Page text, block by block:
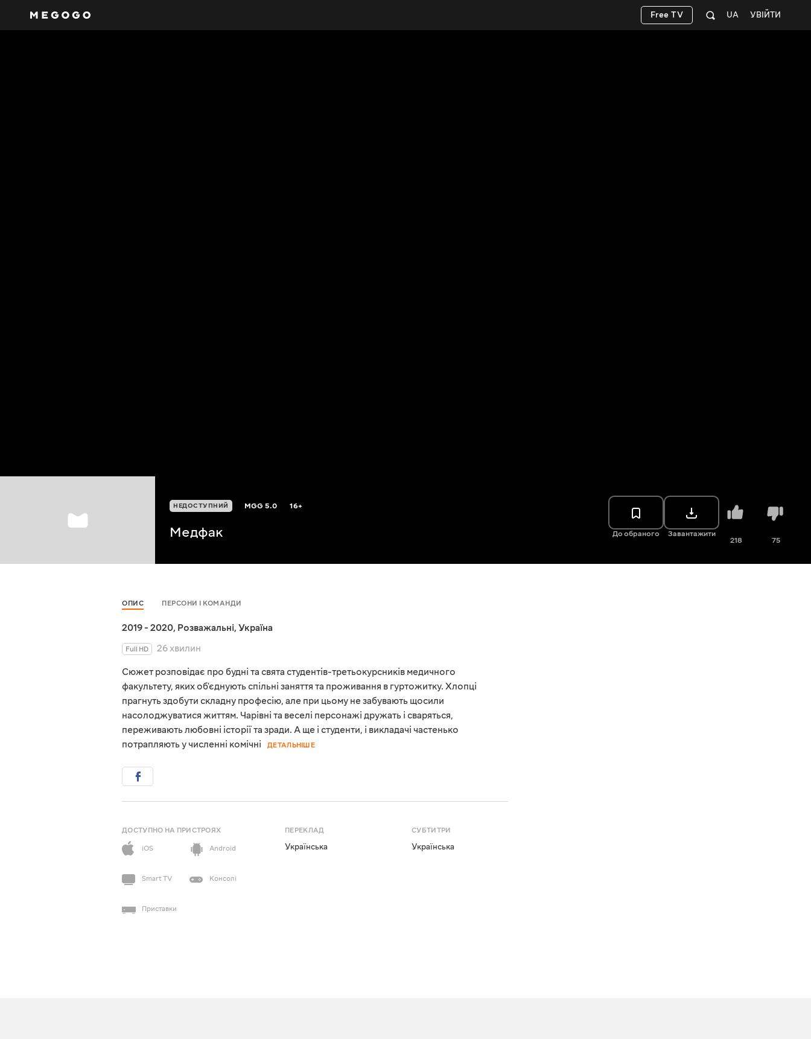
УВІЙТИ
UA
Free TV
НЕДОСТУПНИЙ MGG5.0 16+
Медфак До обраного Завантажити
218 75
ОПИС ПЕРСОНИ І КОМАНДИ
2019 - 2020, Розважальні, Україна
Full HD
26 хвилин
Сюжет розповідає про будні та свята студентів-третьокурсників медичного
факультету, яких об'єднують спільні заняття та проживання в гуртожитку. Хлопці
прагнуть здобути складну професію, але при цьому не забувають щосили
насолоджуватися життям. Чарівні та веселі персонажі дружать і сваряться,
переживають любовні історії та зради. А ще і студенти, і викладачі частенько
потрапляють у численні комічні
ДЕТАЛЬНІШЕ
ДОСТУПНО НА ПРИСТРОЯХ
iOS
Android
Smart TV Консолі
Приставки
ПЕРЕКЛАД
Українська
СУБТИТРИ
Українська